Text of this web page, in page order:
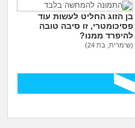
מה קורה כאן?
מתחם הטיפים
מדורים
זוגיות
חיפוש שאלות
בן הזוג החליט לעשות עוד
פסיכומטרי, זו סיבה טובה
להיפרד ממנו?
(שימרית, בת 24)